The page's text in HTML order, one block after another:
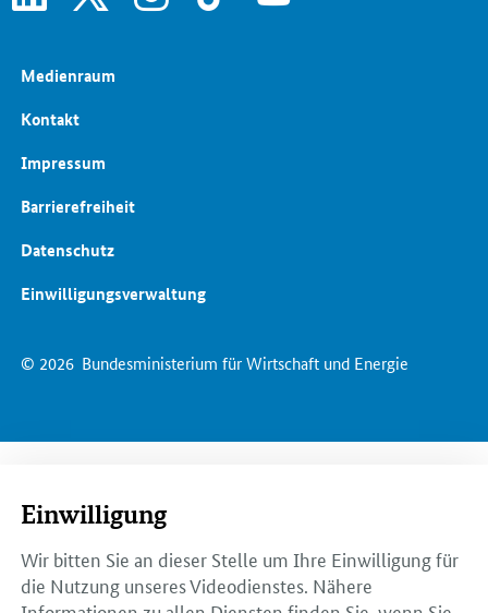
© 2026 Bundesministerium für Wirtschaft und Energie
Medienraum
Kontakt
Impressum
Barrierefreiheit
Datenschutz
Einwilligungsverwaltung
Einwilligung
Wir bitten Sie an dieser Stelle um Ihre Einwilligung für
die Nutzung unseres Videodienstes. Nähere